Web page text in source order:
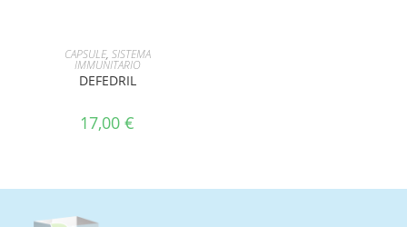
AGGIUNGI AL CARRELLO
CAPSULE, SISTEMA
IMMUNITARIO
DEFEDRIL
17,00€